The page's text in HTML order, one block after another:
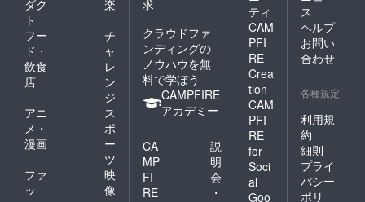
ダク
ト
楽
フー
ド・
飲食
店
チ
ャ
レ
ン
ジ
アニ
メ・
漫画
ス
ポ
ー
ツ
ファ
ッ
映
像
求
クラウドファ
ンディングの
ノウハウを無
料で学ぼう
CAMPFIRE
アカデミー
CA
MP
FI
RE
説
明
会
・
ティ
CAM
PFI
RE
Crea
tion
CAM
PFI
RE
for
Soci
al
Goo
ス
ヘルプ
お問い
合わせ
各種規定
利用規
約
細則
プライ
バシー
ポリ